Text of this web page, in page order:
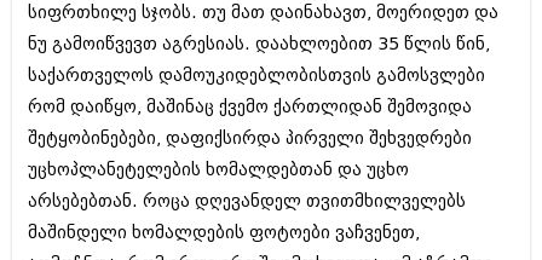
სიფრთხილე სჯობს. თუ მათ დაინახავთ, მოერიდეთ და
ნუ გამოიწვევთ აგრესიას. დაახლოებით 35 წლის წინ,
საქართველოს დამოუკიდებლობისთვის გამოსვლები
რომ დაიწყო, მაშინაც ქვემო ქართლიდან შემოვიდა
შეტყობინებები, დაფიქსირდა პირველი შეხვედრები
უცხოპლანეტელების ხომალდებთან და უცხო
არსებებთან. როცა დღევანდელ თვითმხილველებს
მაშინდელი ხომალდების ფოტოები ვაჩვენეთ,